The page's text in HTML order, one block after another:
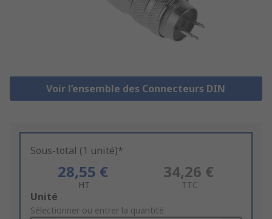
Voir l’ensemble des Connecteurs DIN
Sous-total (1 unité)*
28,55 €
HT
34,26 €
TTC
Add
to
Unité
Sélectionner ou entrer la quantité